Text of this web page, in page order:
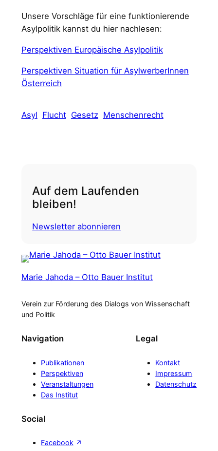
Unsere Vorschläge für eine funktionierende
Asylpolitik kannst du hier nachlesen:
Perspektiven Europäische Asylpolitik
Perspektiven Situation für AsylwerberInnen
Österreich
Asyl Flucht Gesetz Menschenrecht
Auf dem Laufenden
bleiben!
Newsletter abonnieren
Marie Jahoda – Otto Bauer Institut
Verein zur Förderung des Dialogs von Wissenschaft
und Politik
Navigation
Publikationen
Perspektiven
Veranstaltungen
Das Institut
Legal
Kontakt
Impressum
Datenschutz
Social
Facebook